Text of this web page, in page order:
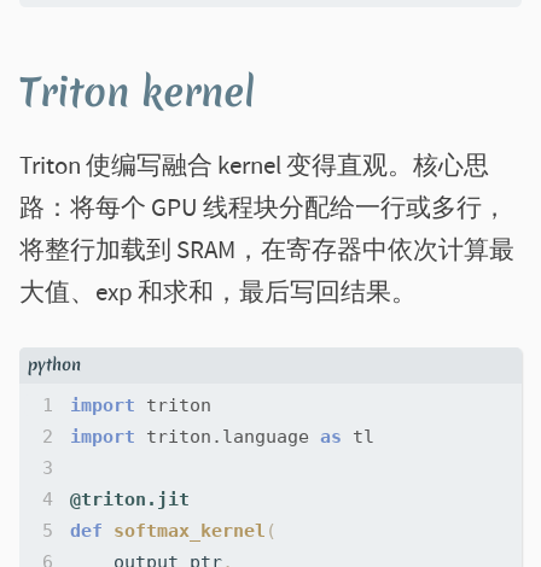
Triton kernel
Triton 使编写融合 kernel 变得直观。核心思
路：将每个 GPU 线程块分配给一行或多行，
将整行加载到 SRAM，在寄存器中依次计算最
大值、exp 和求和，最后写回结果。
import
triton
import
triton.language as tl
@triton.jit
def
softmax_kernel (
output_ptr,